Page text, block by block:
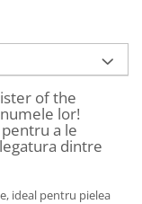
of the
lor!
a le
dintre
ideal pentru pielea